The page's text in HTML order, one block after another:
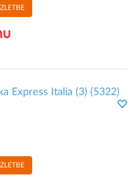
Express Italia (3) (5322)